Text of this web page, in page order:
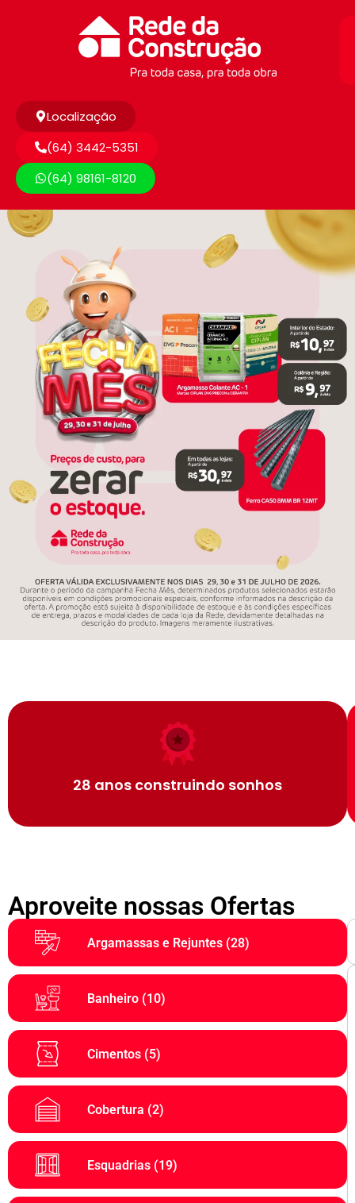
Localização
(64) 3442-5351
(64) 98161-8120
28 anos construindo sonhos
Aproveite nossas Ofertas
Argamassas e Rejuntes (28)
Banheiro (10)
Cimentos (5)
Cobertura (2)
Esquadrias (19)